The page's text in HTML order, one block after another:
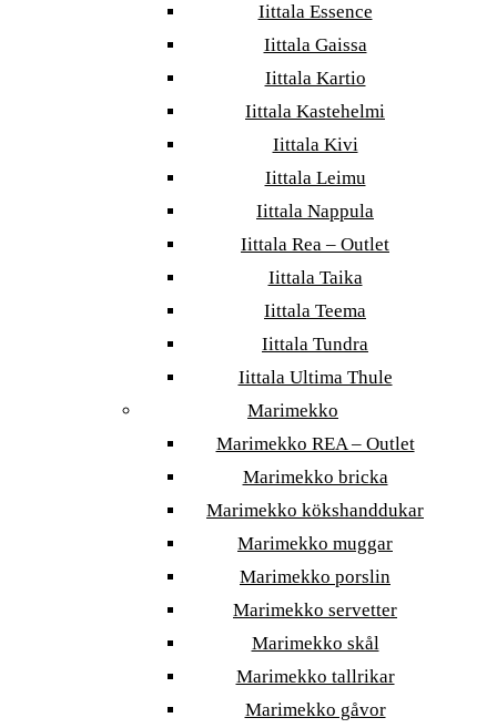
Iittala Essence
Iittala Gaissa
Iittala Kartio
Iittala Kastehelmi
Iittala Kivi
Iittala Leimu
Iittala Nappula
Iittala Rea – Outlet
Iittala Taika
Iittala Teema
Iittala Tundra
Iittala Ultima Thule
Marimekko
Marimekko REA – Outlet
Marimekko bricka
Marimekko kökshanddukar
Marimekko muggar
Marimekko porslin
Marimekko servetter
Marimekko skål
Marimekko tallrikar
Marimekko gåvor